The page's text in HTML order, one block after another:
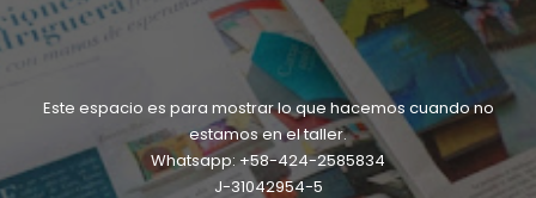
Este espacio es para mostrar lo que hacemos cuando no
estamos en el taller.
Whatsapp: +58-424-2585834
J-31042954-5